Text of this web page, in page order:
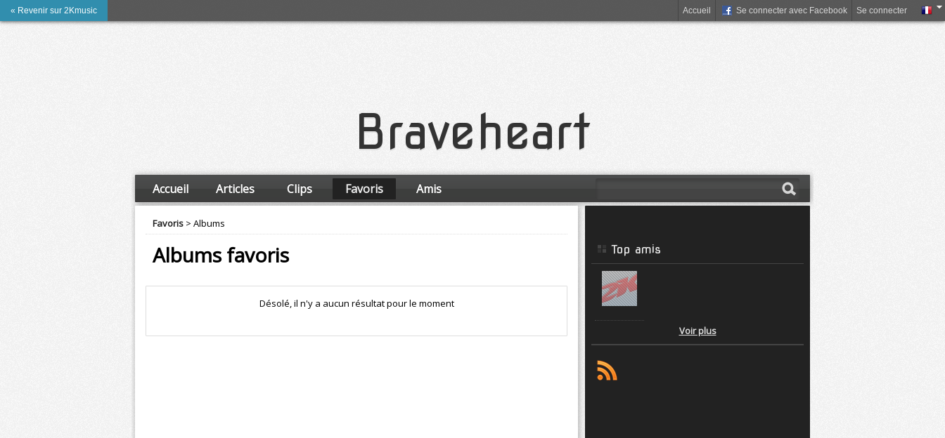
« Revenir sur 2Kmusic Accueil Se connecter avec Facebook Se connecter
Braveheart
Accueil Articles Clips Favoris Amis
Favoris > Albums
Albums favoris
Désolé, il n'y a aucun résultat pour le moment
Top amis
Voir plus